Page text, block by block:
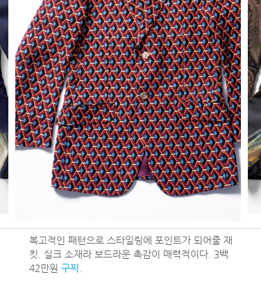
복고적인 패턴으로 스타일링에 포인트가 되어줄 재
킷. 실크 소재라 보드라운 촉감이 매력적이다. 3백
42만원 구찌